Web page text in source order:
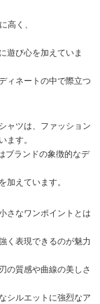
高く、
遊び心を加えていま
ィネートの中で際立つ
ャツは、ファッション
す。
ブランドの象徴的なデ
えています。
さなワンポイントとは
く表現できるのが魅力
の質感や曲線の美しさ
シルエットに強烈なア